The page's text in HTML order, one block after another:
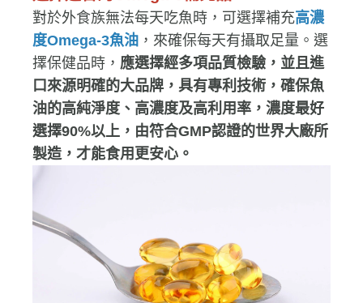
選擇適合的Omega-3補充品
對於外食族無法每天吃魚時，可選擇補充高濃
度Omega-3魚油，來確保每天有攝取足量。選
擇保健品時，應選擇經多項品質檢驗，並且進
口來源明確的大品牌，具有專利技術，確保魚
油的高純淨度、高濃度及高利用率，濃度最好
選擇90%以上，由符合GMP認證的世界大廠所
製造，才能食用更安心。